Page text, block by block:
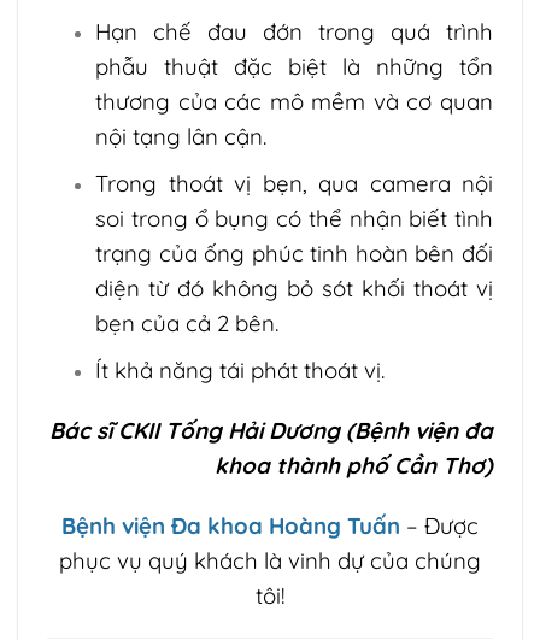
Hạn chế đau đớn trong quá trình
phẫu thuật đặc biệt là những tổn
thương của các mô mềm và cơ quan
nội tạng lân cận.
Trong thoát vị bẹn, qua camera nội
soi trong ổ bụng có thể nhận biết tình
trạng của ống phúc tinh hoàn bên đối
diện từ đó không bỏ sót khối thoát vị
bẹn của cả 2 bên.
Ít khả năng tái phát thoát vị.
Bác sĩ CKII Tống Hải Dương (Bệnh viện đa
khoa thành phố Cần Thơ)
Bệnh viện Đa khoa Hoàng Tuấn – Được
phục vụ quý khách là vinh dự của chúng
tôi!